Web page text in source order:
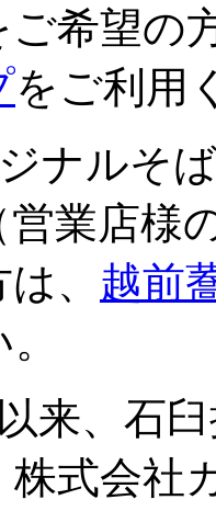
希望の
をご利用
ナルそ
営業店様
、 越前
来、石
株式会社